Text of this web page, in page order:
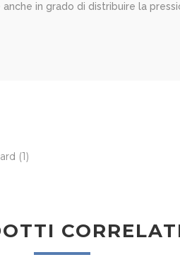
in grado di distribuire la
(1)